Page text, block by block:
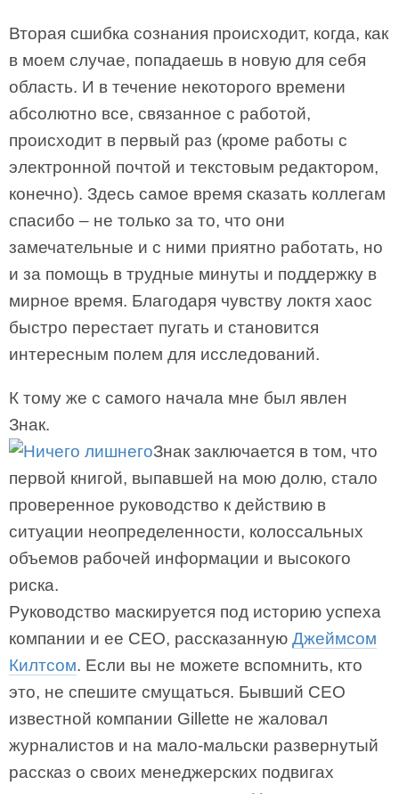
Вторая сшибка сознания происходит, когда, как
в моем случае, попадаешь в новую для себя
область. И в течение некоторого времени
абсолютно все, связанное с работой,
происходит в первый раз (кроме работы с
электронной почтой и текстовым редактором,
конечно). Здесь самое время сказать коллегам
спасибо – не только за то, что они
замечательные и с ними приятно работать, но
и за помощь в трудные минуты и поддержку в
мирное время. Благодаря чувству локтя хаос
быстро перестает пугать и становится
интересным полем для исследований.
К тому же с самого начала мне был явлен
Знак.
Знак заключается в том, что
первой книгой, выпавшей на мою долю, стало
проверенное руководство к действию в
ситуации неопределенности, колоссальных
объемов рабочей информации и высокого
риска.
Руководство маскируется под историю успеха
компании и ее СЕО, рассказанную Джеймсом
Килтсом. Если вы не можете вспомнить, кто
это, не спешите смущаться. Бывший СЕО
известной компании Gillette не жаловал
журналистов и на мало-мальски развернутый
рассказ о своих менеджерских подвигах